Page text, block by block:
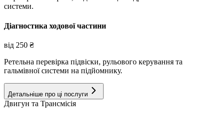
системи.
Діагностика ходової частини
від 250 ₴
Ретельна перевірка підвіски, рульового керування та
гальмівної системи на підйомнику.
Детальніше про ці послуги
Двигун та Трансмісія